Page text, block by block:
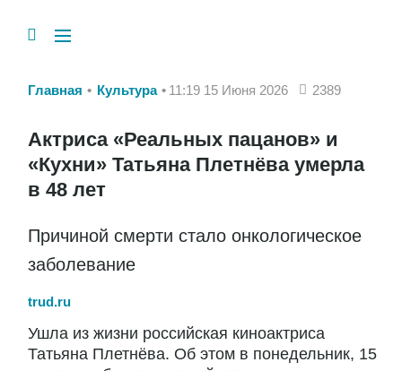
Главная Культура 11:19 15 Июня 2026 2389
Актриса «Реальных пацанов» и
«Кухни» Татьяна Плетнёва умерла
в 48 лет
Причиной смерти стало онкологическое
заболевание
trud.ru
Ушла из жизни российская киноактриса
Татьяна Плетнёва. Об этом в понедельник, 15